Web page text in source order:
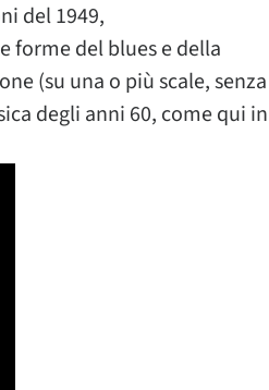
del 1949,
forme del blues e della
(su una o più scale, senza
degli anni 60, come qui in